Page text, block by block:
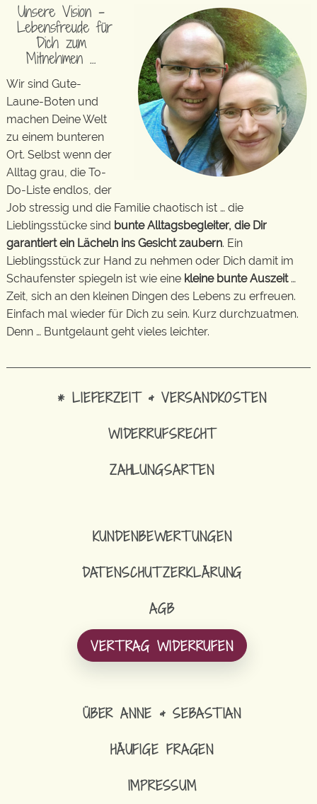
Unsere Vision –
Lebensfreude für
Dich zum
Mitnehmen …
Wir sind Gute-
Laune-Boten und
machen Deine Welt
zu einem bunteren
Ort. Selbst wenn der
Alltag grau, die To-
Do-Liste endlos, der
Job stressig und die Familie chaotisch ist … die
Lieblingsstücke sind bunte Alltagsbegleiter, die Dir
garantiert ein Lächeln ins Gesicht zaubern. Ein
Lieblingsstück zur Hand zu nehmen oder Dich damit im
Schaufenster spiegeln ist wie eine kleine bunte Auszeit…
Zeit, sich an den kleinen Dingen des Lebens zu erfreuen.
Einfach mal wieder für Dich zu sein. Kurz durchzuatmen.
Denn … Buntgelaunt geht vieles leichter.
* LIEFERZEIT & VERSANDKOSTEN
WIDERRUFSRECHT
ZAHLUNGSARTEN
KUNDENBEWERTUNGEN
DATENSCHUTZERKLÄRUNG
AGB
VERTRAG WIDERRUFEN
ÜBER ANNE & SEBASTIAN
HÄUFIGE FRAGEN
IMPRESSUM